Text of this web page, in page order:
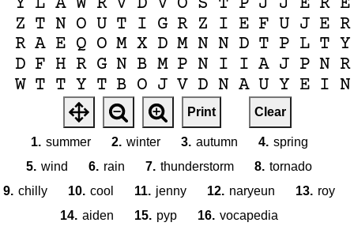
Z T N O U T I G R Z I E F U J E R
R A E Q O M X D M N N D T P L T Y
D F H R G N B M P N I I A J P N R
W T T Y T B O J V D N A U Y E I N
P C H K C S G Z A C R
Q W Z W J O P K H R X O
Print Clear
1. summer 2. winter 3. autumn 4. spring
5. wind 6. rain 7. thunderstorm 8. tornado
9. chilly 10. cool 11. jenny 12. naryeun 13. roy
14. aiden 15. pyp 16. vocapedia